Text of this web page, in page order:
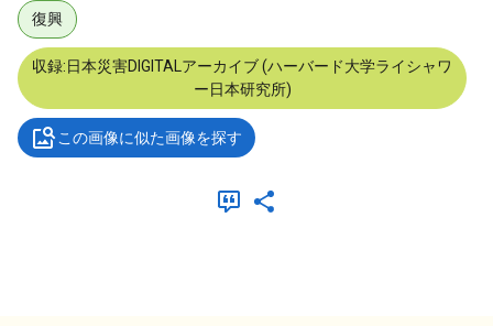
復興
収録:日本災害DIGITALアーカイブ (ハーバード大学ライシャワ
ー日本研究所)
この画像に似た画像を探す